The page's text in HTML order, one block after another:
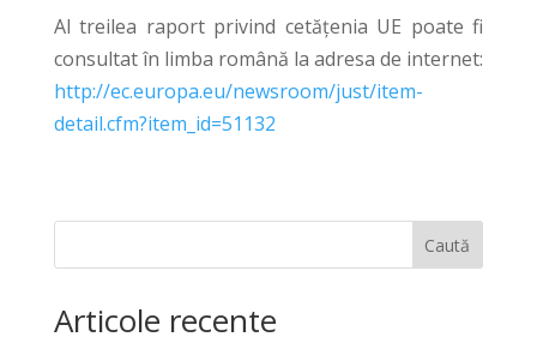
Al treilea raport privind cetățenia UE poate fi
consultat în limba română la adresa de internet:
http://ec.europa.eu/newsroom/just/item-
detail.cfm?item_id=51132
Caută
Articole recente